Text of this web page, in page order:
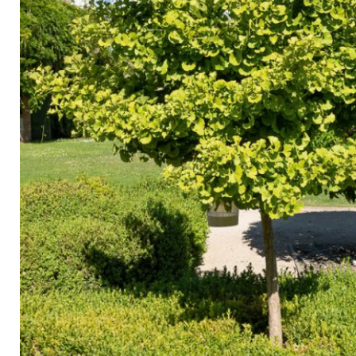
Arbustes de terre de bruyère
Plantes Grimpantes
Arbres fruitiers
Conifères
Plantes méditerranéennes et exotiques
Rosiers
Plantes
Plantes
Plantes
Plantes
Plantes
Plantes
Plantes
Lavande